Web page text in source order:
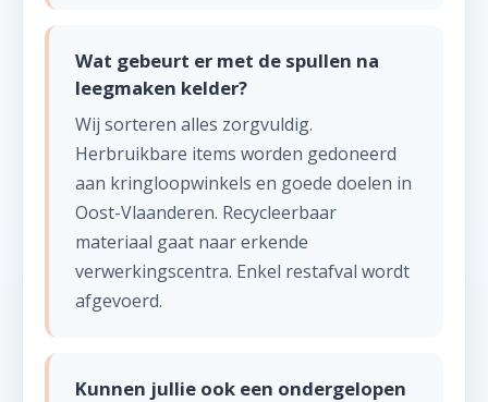
Wat gebeurt er met de spullen na
leegmaken kelder?
Wij sorteren alles zorgvuldig.
Herbruikbare items worden gedoneerd
aan kringloopwinkels en goede doelen in
Oost-Vlaanderen. Recycleerbaar
materiaal gaat naar erkende
verwerkingscentra. Enkel restafval wordt
afgevoerd.
Kunnen jullie ook een ondergelopen